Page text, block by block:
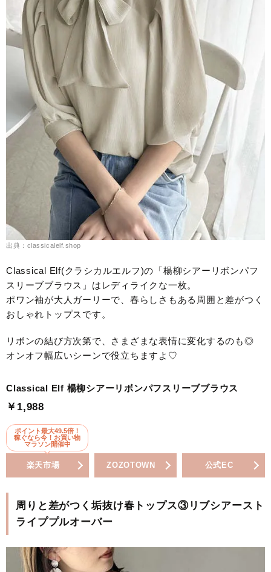
出典：classicalelf.shop
Classical Elf(クラシカルエルフ)の「楊柳シアーリボンパフ
スリーブブラウス」はレディライクな一枚。
ポワン袖が大人ガーリーで、春らしさもある周囲と差がつく
おしゃれトップスです。
リボンの結び方次第で、さまざまな表情に変化するのも◎
オンオフ幅広いシーンで役立ちますよ♡
Classical Elf 楊柳シアーリボンパフスリーブブラウス
￥1,988
ポイント最大49.5倍！
稼ぐなら今！お買い物
マラソン開催中
楽天市場 ZOZOTOWN 公式EC
周りと差がつく垢抜け春トップス③リブシアースト
ライププルオーバー